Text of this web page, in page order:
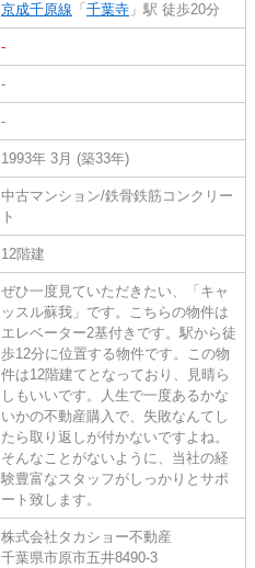
京成千原線 「 千葉寺 」駅 徒歩20分
-
-
-
1993年 3月 (築33年)
中古マンション/鉄骨鉄筋コンクリー
ト
12階建
ぜひ一度見ていただきたい、「キャ
ッスル蘇我」です。こちらの物件は
エレベーター2基付きです。駅から徒
歩12分に位置する物件です。この物
件は12階建てとなっており、見晴ら
しもいいです。人生で一度あるかな
いかの不動産購入で、失敗なんてし
たら取り返しが付かないですよね。
そんなことがないように、当社の経
験豊富なスタッフがしっかりとサポ
ート致します。
株式会社タカショー不動産
千葉県市原市五井8490-3